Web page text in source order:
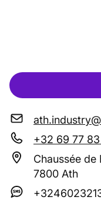
+32 69 77 83
Chaussée de
7800 Ath